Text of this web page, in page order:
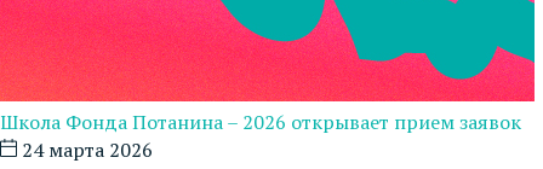
Школа Фонда Потанина – 2026 открывает прием заявок
24 марта 2026